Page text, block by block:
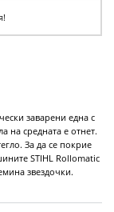
заварени една с
на средната е отнет.
За да се покрие
STIHL Rollomatic
звездочки.